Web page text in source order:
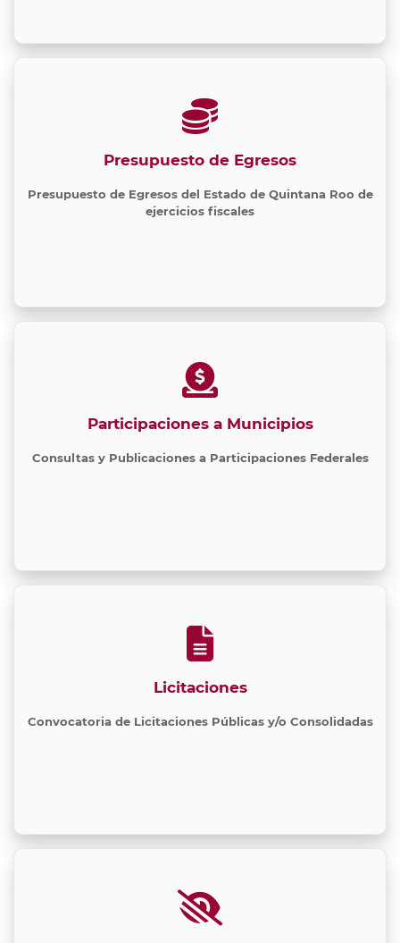
Presupuesto de Egresos
Presupuesto de Egresos del Estado de Quintana Roo de
ejercicios fiscales
Participaciones a Municipios
Consultas y Publicaciones a Participaciones Federales
Licitaciones
Convocatoria de Licitaciones Públicas y/o Consolidadas